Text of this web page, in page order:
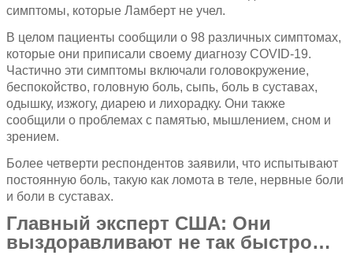
симптомы, которые Ламберт не учел.
В целом пациенты сообщили о 98 различных симптомах,
которые они приписали своему диагнозу COVID-19.
Частично эти симптомы включали головокружение,
беспокойство, головную боль, сыпь, боль в суставах,
одышку, изжогу, диарею и лихорадку. Они также
сообщили о проблемах с памятью, мышлением, сном и
зрением.
Более четверти респондентов заявили, что испытывают
постоянную боль, такую ​​как ломота в теле, нервные боли
и боли в суставах.
Главный эксперт США: Они
выздоравливают не так быстро…